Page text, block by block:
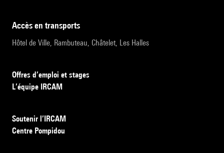
accès en transports
Hôtel de Ville, Rambuteau, Châtelet, Les Halles
Offres d’emploi et stages
L’équipe IRCAM
Soutenir l’IRCAM
Centre Pompidou